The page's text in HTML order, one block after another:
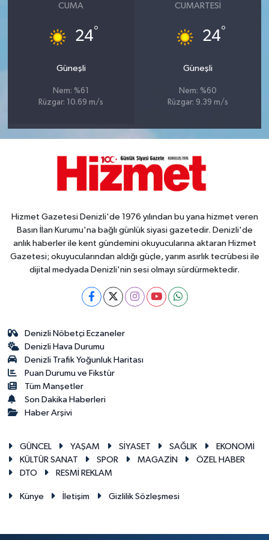
CUMA
24°
Güneşli
Nem: %61
Rüzgar: 10.69 m/s
CUMARTESI
24°
Güneşli
Nem: %60
Rüzgar: 9.39 m/s
Hizmet Gazetesi Denizli'de 1976 yılından bu yana hizmet veren
Basın İlan Kurumu'na bağlı günlük siyasi gazetedir. Denizli'de
anlık haberler ile kent gündemini okuyucularına aktaran Hizmet
Gazetesi; okuyucularından aldığı güçle, yarım asırlık tecrübesi ile
dijital medyada Denizli'nin sesi olmayı sürdürmektedir.
Denizli Nöbetçi Eczaneler
Denizli Hava Durumu
Denizli Trafik Yoğunluk Haritası
Puan Durumu ve Fikstür
Tüm Manşetler
Son Dakika Haberleri
Haber Arşivi
GÜNCEL YAŞAM SİYASET SAĞLIK
EKONOMİ
KÜLTÜR SANAT
SPOR MAGAZİN
ÖZEL HABER
DTO
RESMİ REKLAM
Künye İletişim Gizlilik Sözleşmesi